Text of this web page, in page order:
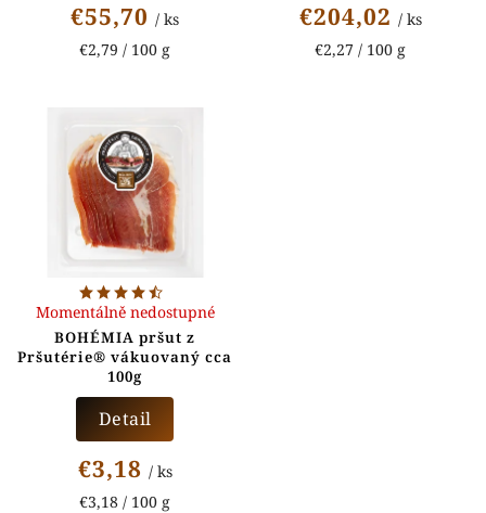
€55,70/ ks
€2,79 / 100 g
€204,02 / ks
€2,27 / 100 g
BOHÉMIA pršut z
Pršutérie® vákuovaný cca
100g
Momentálně nedostupné
€3,18 / ks
€3,18 / 100 g
Detail